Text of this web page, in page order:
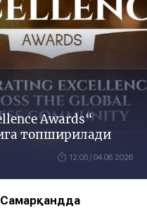
Awards“
топширилади
12:05 / 04.06.2026